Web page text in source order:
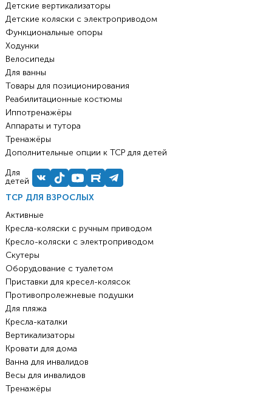
ТСР ДЛЯ ВЗРОСЛЫХ
Активные
Кресла-коляски с ручным приводом
Кресло-коляски с электроприводом
Скутеры
Оборудование с туалетом
Приставки для кресел-колясок
Противопролежневые подушки
Для пляжа
Кресла-каталки
Вертикализаторы
Кровати для дома
Ванна для инвалидов
Весы для инвалидов
Тренажёры
Детские вертикализаторы
Детские коляски с электроприводом
Функциональные опоры
Ходунки
Велосипеды
Для ванны
Товары для позиционирования
Реабилитационные костюмы
Иппотренажёры
Аппараты и тутора
Тренажёры
Дополнительные опции к ТСР для детей
Для
детей